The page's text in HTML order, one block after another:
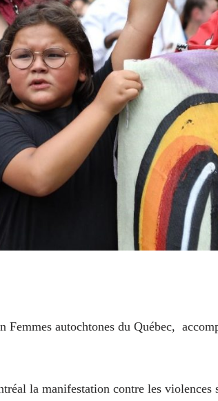
Femmes autochtones du Québec,
la manifestation contre les violences